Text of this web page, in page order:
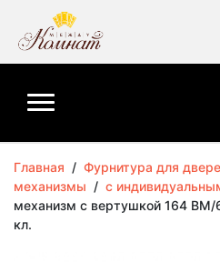
Главная / Фурнитура для
механизмы / с
механизм с вертушкой 164
кл.